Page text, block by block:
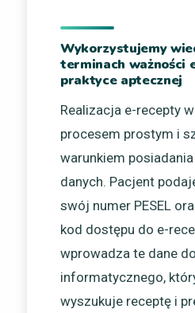
Wykorzystujemy
terminach ważności
praktyce aptecznej
Realizacja e-recepty
procesem prostym i
warunkiem
danych. Pacjent
swój numer PESEL
kod dostępu do e-
wprowadza te dane
informatycznego,
wyszukuje receptę i